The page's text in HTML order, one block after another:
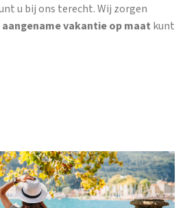
u bij ons terecht. Wij zorgen
vakantie op maat kunt